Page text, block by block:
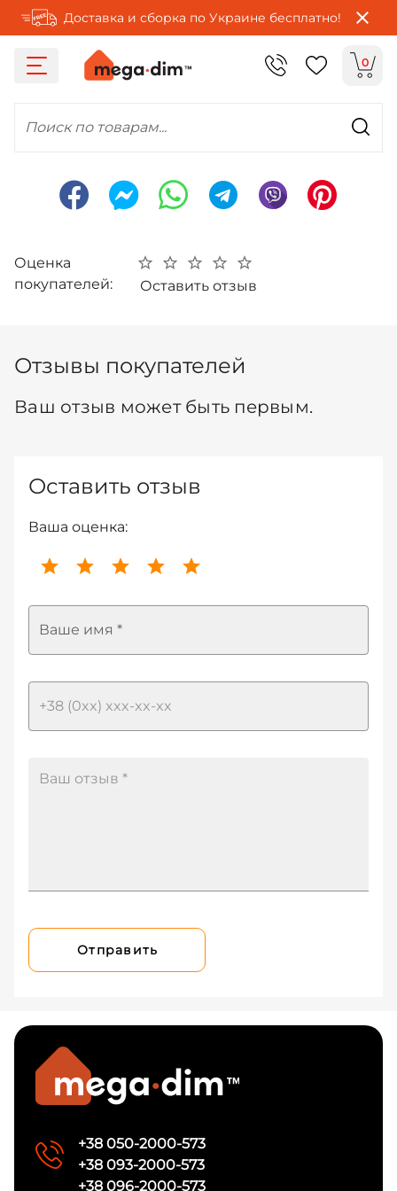
Доставка и сборка по Украине бесплатно!
0
Поиск по товарам...
Оценка
покупателей:
Оставить отзыв
Отзывы покупателей
Ваш отзыв может быть первым.
Оставить отзыв
Ваша оценка:
Ваше имя *
Отправить
+38 050-2000-573
+38 093-2000-573
+38 096-2000-573